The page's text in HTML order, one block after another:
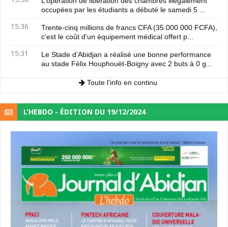
occupées par les étudiants a débuté le samedi 5 ...
15:36
Trente-cinq millions de francs CFA (35 000 000 FCFA),
c'est le coût d'un équipement médical offert p...
15:31
Le Stade d’Abidjan a réalisé une bonne performance
au stade Félix Houphouët-Boigny avec 2 buts à 0 g...
Toute l'info en continu
L’HEBDO - ÉDITION DU 19/12/2024